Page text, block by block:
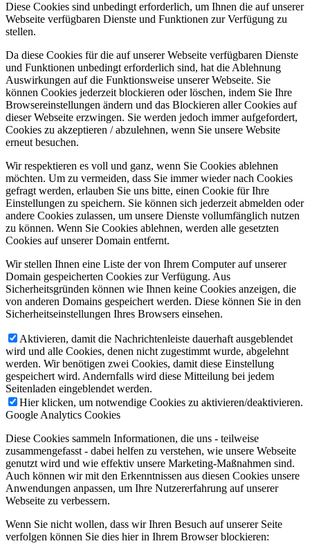
Diese Cookies sind unbedingt erforderlich, um Ihnen die auf unserer
Webseite verfügbaren Dienste und Funktionen zur Verfügung zu
stellen.
Da diese Cookies für die auf unserer Webseite verfügbaren Dienste
und Funktionen unbedingt erforderlich sind, hat die Ablehnung
Auswirkungen auf die Funktionsweise unserer Webseite. Sie
können Cookies jederzeit blockieren oder löschen, indem Sie Ihre
Browsereinstellungen ändern und das Blockieren aller Cookies auf
dieser Webseite erzwingen. Sie werden jedoch immer aufgefordert,
Cookies zu akzeptieren / abzulehnen, wenn Sie unsere Website
erneut besuchen.
Wir respektieren es voll und ganz, wenn Sie Cookies ablehnen
möchten. Um zu vermeiden, dass Sie immer wieder nach Cookies
gefragt werden, erlauben Sie uns bitte, einen Cookie für Ihre
Einstellungen zu speichern. Sie können sich jederzeit abmelden oder
andere Cookies zulassen, um unsere Dienste vollumfänglich nutzen
zu können. Wenn Sie Cookies ablehnen, werden alle gesetzten
Cookies auf unserer Domain entfernt.
Wir stellen Ihnen eine Liste der von Ihrem Computer auf unserer
Domain gespeicherten Cookies zur Verfügung. Aus
Sicherheitsgründen können wie Ihnen keine Cookies anzeigen, die
von anderen Domains gespeichert werden. Diese können Sie in den
Sicherheitseinstellungen Ihres Browsers einsehen.
Aktivieren, damit die Nachrichtenleiste dauerhaft ausgeblendet
wird und alle Cookies, denen nicht zugestimmt wurde, abgelehnt
werden. Wir benötigen zwei Cookies, damit diese Einstellung
gespeichert wird. Andernfalls wird diese Mitteilung bei jedem
Seitenladen eingeblendet werden.
Hier klicken, um notwendige Cookies zu aktivieren/deaktivieren.
Google Analytics Cookies
Diese Cookies sammeln Informationen, die uns - teilweise
zusammengefasst - dabei helfen zu verstehen, wie unsere Webseite
genutzt wird und wie effektiv unsere Marketing-Maßnahmen sind.
Auch können wir mit den Erkenntnissen aus diesen Cookies unsere
Anwendungen anpassen, um Ihre Nutzererfahrung auf unserer
Webseite zu verbessern.
Wenn Sie nicht wollen, dass wir Ihren Besuch auf unserer Seite
verfolgen können Sie dies hier in Ihrem Browser blockieren: